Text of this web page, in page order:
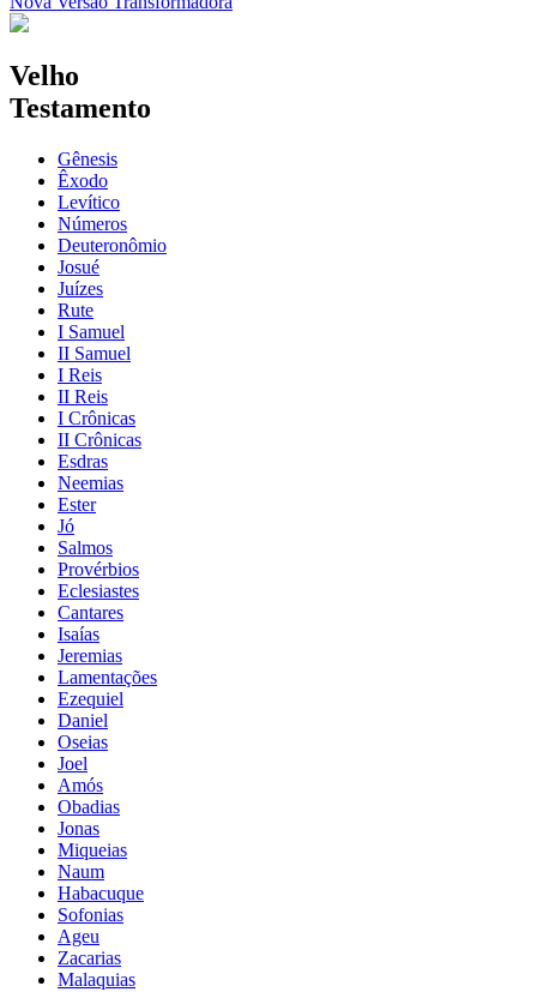
Velho
Testamento
Gênesis
Êxodo
Levítico
Números
Deuteronômio
Josué
Juízes
Rute
I Samuel
II Samuel
I Reis
II Reis
I Crônicas
II Crônicas
Esdras
Neemias
Ester
Jó
Salmos
Provérbios
Eclesiastes
Cantares
Isaías
Jeremias
Lamentações
Ezequiel
Daniel
Oseias
Joel
Amós
Obadias
Jonas
Miqueias
Naum
Habacuque
Sofonias
Ageu
Zacarias
Malaquias